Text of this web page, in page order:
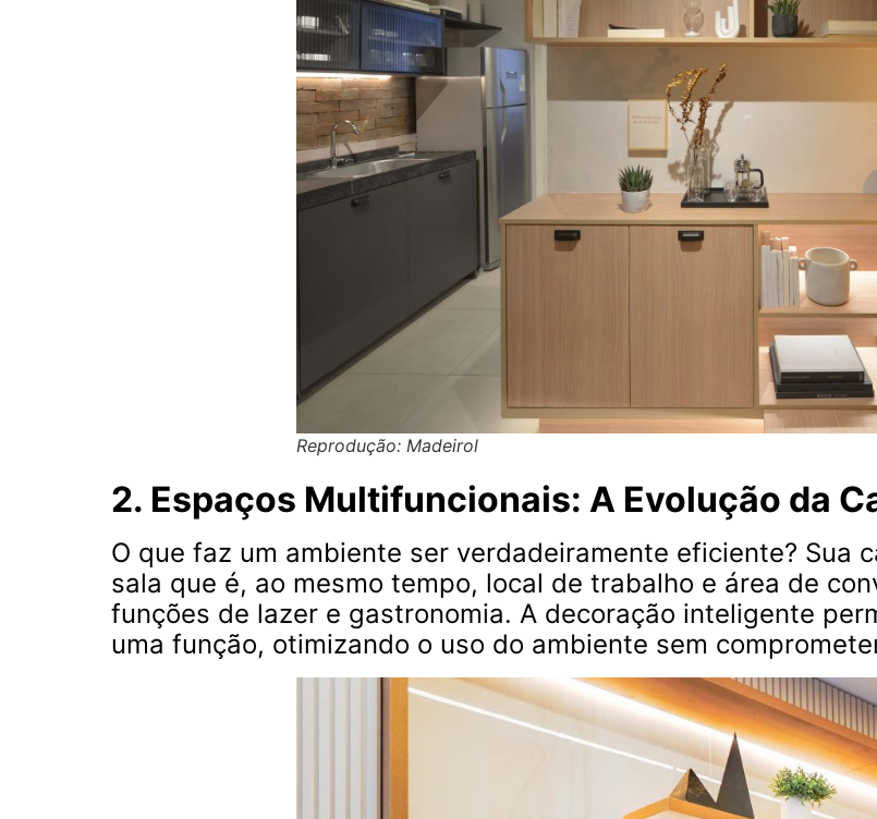
Reprodução: Madeirol
2. Espaços Multifuncionais: A Evolução da
O que faz um ambiente ser verdadeiramente eficiente? Sua
sala que é, ao mesmo tempo, local de trabalho e área de
funções de lazer e gastronomia. A decoração inteligente
uma função, otimizando o uso do ambiente sem